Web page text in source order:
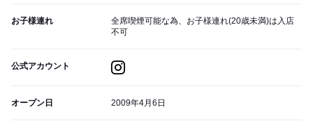
お子様連れ
全席喫煙可能な為、お子様連れ(20歳未満)は入店
不可
公式アカウント
オープン日 2009年4月6日